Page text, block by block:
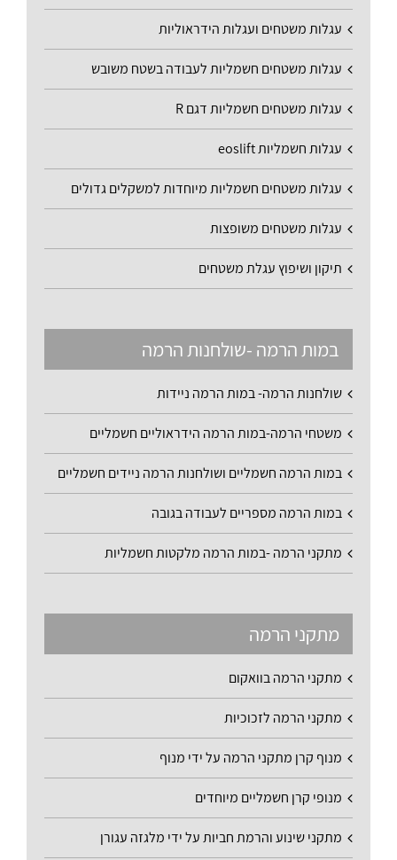
עגלות משטחים ועגלות הידראוליות
עגלות משטחים חשמליות לעבודה בשטח משובש
עגלות משטחים חשמליות דגם R
עגלות חשמליות eoslift
עגלות משטחים חשמליות מיוחדות למשקלים גדולים
עגלות משטחים משופצות
תיקון ושיפוץ עגלת משטחים
במות הרמה -שולחנות הרמה
שולחנות הרמה- במות הרמה ניידות
משטחי הרמה-במות הרמה הידראוליים חשמליים
במות הרמה חשמליים ושולחנות הרמה ניידים חשמליים
במות הרמה מספריים לעבודה בגובה
מתקני הרמה -במות הרמה מלקטות חשמליות
מתקני הרמה
מתקני הרמה בוואקום
מתקני הרמה לזכוכיות
מנוף קרן מתקני הרמה על ידי מנוף
מנופי קרן חשמליים מיוחדים
מתקני שינוע והרמת חביות על ידי מלגזה עגורן